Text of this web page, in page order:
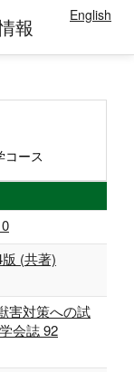
報 English
コース
(共著)
害対策への試
会誌 92